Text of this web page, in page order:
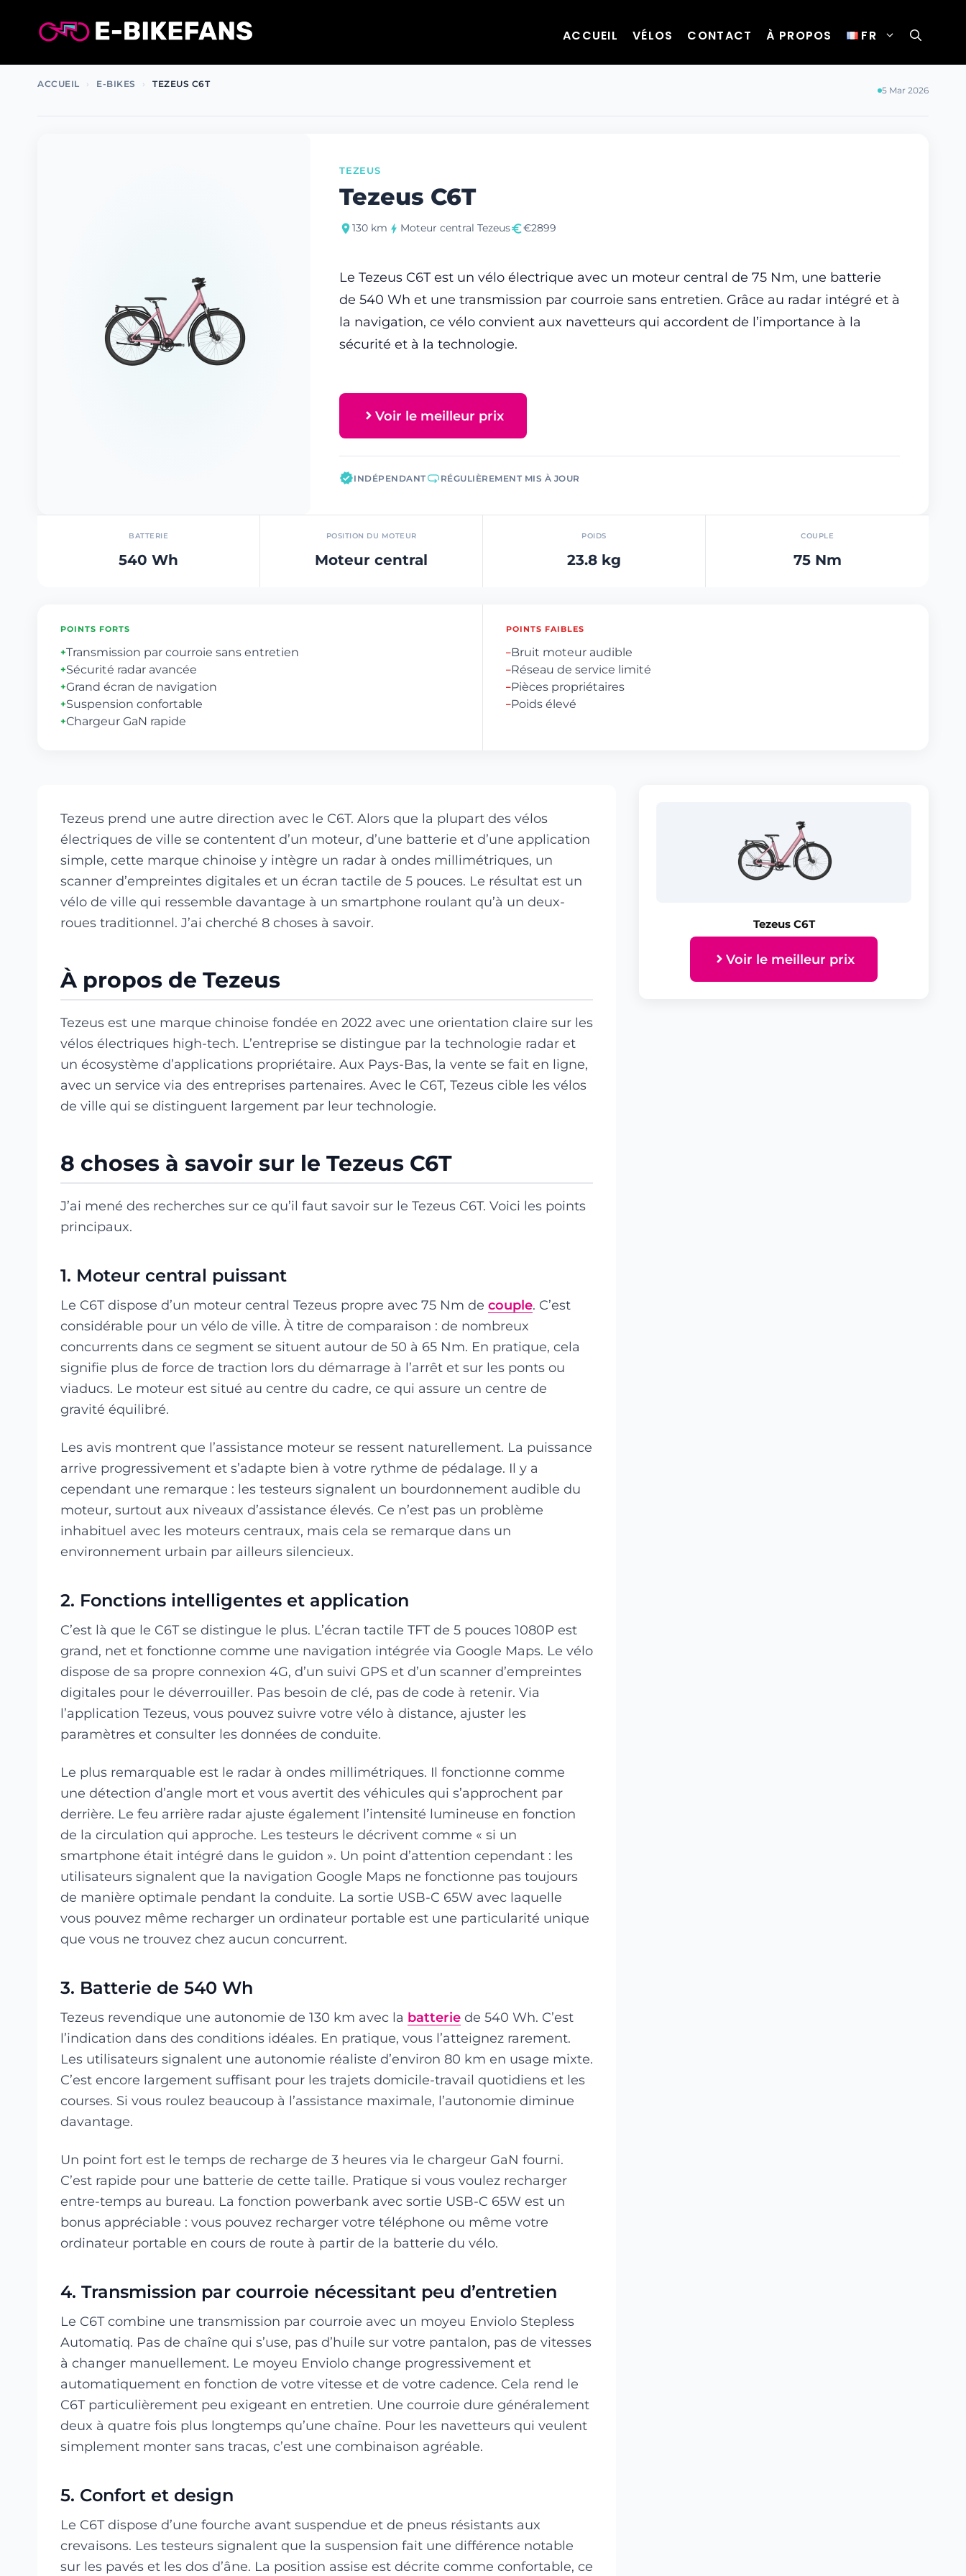
ACCUEIL VÉLOS CONTACT À PROPOS FR
ACCUEIL › E-BIKES › TEZEUS C6T
5 Mar 2026
TEZEUS
Tezeus C6T
130 km Moteur central Tezeus €2899
Le Tezeus C6T est un vélo électrique avec un moteur central de 75 Nm, une batterie
de 540 Wh et une transmission par courroie sans entretien. Grâce au radar intégré et à
la navigation, ce vélo convient aux navetteurs qui accordent de l’importance à la
sécurité et à la technologie.
Voir le meilleur prix
INDÉPENDANT RÉGULIÈREMENT MIS À JOUR
BATTERIE
540 Wh
POSITION DU MOTEUR
Moteur central
POIDS
23.8 kg
COUPLE
75 Nm
POINTS FORTS
+Transmission par courroie sans entretien
+Sécurité radar avancée
+Grand écran de navigation
+Suspension confortable
+Chargeur GaN rapide
POINTS FAIBLES
–Bruit moteur audible
–Réseau de service limité
–Pièces propriétaires
–Poids élevé
Tezeus prend une autre direction avec le C6T. Alors que la plupart des vélos
électriques de ville se contentent d’un moteur, d’une batterie et d’une application
simple, cette marque chinoise y intègre un radar à ondes millimétriques, un
scanner d’empreintes digitales et un écran tactile de 5 pouces. Le résultat est un
vélo de ville qui ressemble davantage à un smartphone roulant qu’à un deux-
roues traditionnel. J’ai cherché 8 choses à savoir.
À propos de Tezeus
Tezeus est une marque chinoise fondée en 2022 avec une orientation claire sur les
vélos électriques high-tech. L’entreprise se distingue par la technologie radar et
un écosystème d’applications propriétaire. Aux Pays-Bas, la vente se fait en ligne,
avec un service via des entreprises partenaires. Avec le C6T, Tezeus cible les vélos
de ville qui se distinguent largement par leur technologie.
8 choses à savoir sur le Tezeus C6T
J’ai mené des recherches sur ce qu’il faut savoir sur le Tezeus C6T. Voici les points
principaux.
1. Moteur central puissant
Le C6T dispose d’un moteur central Tezeus propre avec 75 Nm de couple. C’est
considérable pour un vélo de ville. À titre de comparaison : de nombreux
concurrents dans ce segment se situent autour de 50 à 65 Nm. En pratique, cela
signifie plus de force de traction lors du démarrage à l’arrêt et sur les ponts ou
viaducs. Le moteur est situé au centre du cadre, ce qui assure un centre de
gravité équilibré.
Les avis montrent que l’assistance moteur se ressent naturellement. La puissance
arrive progressivement et s’adapte bien à votre rythme de pédalage. Il y a
cependant une remarque : les testeurs signalent un bourdonnement audible du
moteur, surtout aux niveaux d’assistance élevés. Ce n’est pas un problème
inhabituel avec les moteurs centraux, mais cela se remarque dans un
environnement urbain par ailleurs silencieux.
2. Fonctions intelligentes et application
C’est là que le C6T se distingue le plus. L’écran tactile TFT de 5 pouces 1080P est
grand, net et fonctionne comme une navigation intégrée via Google Maps. Le vélo
dispose de sa propre connexion 4G, d’un suivi GPS et d’un scanner d’empreintes
digitales pour le déverrouiller. Pas besoin de clé, pas de code à retenir. Via
l’application Tezeus, vous pouvez suivre votre vélo à distance, ajuster les
paramètres et consulter les données de conduite.
Le plus remarquable est le radar à ondes millimétriques. Il fonctionne comme
une détection d’angle mort et vous avertit des véhicules qui s’approchent par
derrière. Le feu arrière radar ajuste également l’intensité lumineuse en fonction
de la circulation qui approche. Les testeurs le décrivent comme « si un
smartphone était intégré dans le guidon ». Un point d’attention cependant : les
utilisateurs signalent que la navigation Google Maps ne fonctionne pas toujours
de manière optimale pendant la conduite. La sortie USB-C 65W avec laquelle
vous pouvez même recharger un ordinateur portable est une particularité unique
que vous ne trouvez chez aucun concurrent.
3. Batterie de 540 Wh
Tezeus revendique une autonomie de 130 km avec la batterie de 540 Wh. C’est
l’indication dans des conditions idéales. En pratique, vous l’atteignez rarement.
Les utilisateurs signalent une autonomie réaliste d’environ 80 km en usage mixte.
C’est encore largement suffisant pour les trajets domicile-travail quotidiens et les
courses. Si vous roulez beaucoup à l’assistance maximale, l’autonomie diminue
davantage.
Un point fort est le temps de recharge de 3 heures via le chargeur GaN fourni.
C’est rapide pour une batterie de cette taille. Pratique si vous voulez recharger
entre-temps au bureau. La fonction powerbank avec sortie USB-C 65W est un
bonus appréciable : vous pouvez recharger votre téléphone ou même votre
ordinateur portable en cours de route à partir de la batterie du vélo.
4. Transmission par courroie nécessitant peu d’entretien
Le C6T combine une transmission par courroie avec un moyeu Enviolo Stepless
Automatiq. Pas de chaîne qui s’use, pas d’huile sur votre pantalon, pas de vitesses
à changer manuellement. Le moyeu Enviolo change progressivement et
automatiquement en fonction de votre vitesse et de votre cadence. Cela rend le
C6T particulièrement peu exigeant en entretien. Une courroie dure généralement
deux à quatre fois plus longtemps qu’une chaîne. Pour les navetteurs qui veulent
simplement monter sans tracas, c’est une combinaison agréable.
5. Confort et design
Le C6T dispose d’une fourche avant suspendue et de pneus résistants aux
crevaisons. Les testeurs signalent que la suspension fait une différence notable
sur les pavés et les dos d’âne. La position assise est décrite comme confortable, ce
Tezeus C6T
Voir le meilleur prix